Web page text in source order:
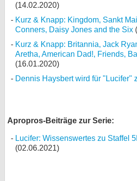
(14.02.2020)
Kurz & Knapp: Kingdom, Sankt
Conners, Daisy Jones and the Six
Kurz & Knapp: Britannia, Jack
Aretha, American Dad!, Friends,
(16.01.2020)
Dennis Haysbert wird für "Lucifer"
Apropros-Beiträge zur Serie:
Lucifer: Wissenswertes zu Staffel
(02.06.2021)